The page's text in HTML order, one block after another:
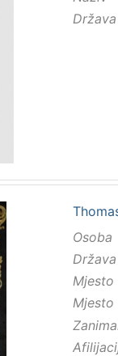
Država
Osoba
Država
Mjesto
Mjesto